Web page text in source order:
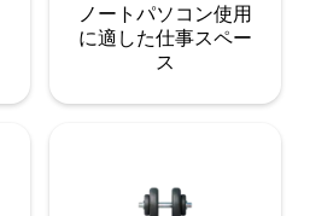
ノートパソコン使用
に適した仕事スペー
ス